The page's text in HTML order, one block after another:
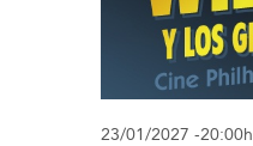
23/01/2027 -20:00h